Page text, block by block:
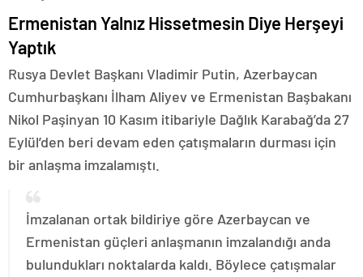
Ermenistan Yalnız Hissetmesin Diye Herşeyi
Yaptık
Rusya Devlet Başkanı Vladimir Putin, Azerbaycan
Cumhurbaşkanı İlham Aliyev ve Ermenistan Başbakanı
Nikol Paşinyan 10 Kasım itibariyle Dağlık Karabağ’da 27
Eylül’den beri devam eden çatışmaların durması için
bir anlaşma imzalamıştı.
İmzalanan ortak bildiriye göre Azerbaycan ve
Ermenistan güçleri anlaşmanın imzalandığı anda
bulundukları noktalarda kaldı. Böylece çatışmalar